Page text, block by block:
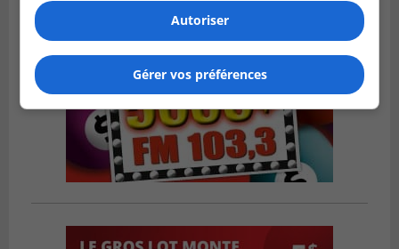
Autoriser
Gérer vos préférences